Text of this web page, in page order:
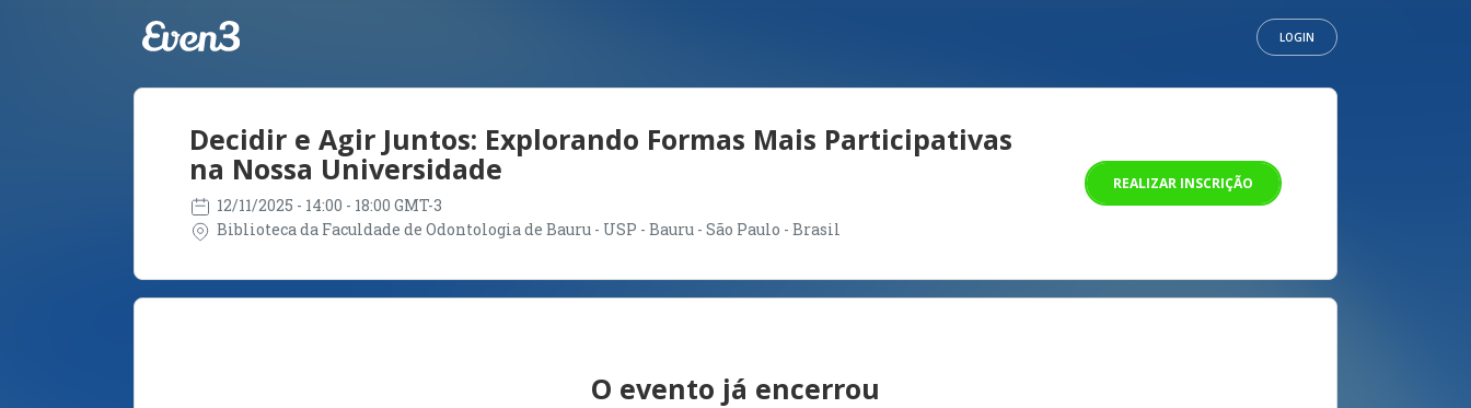
LOGIN
Decidir e Agir Juntos: Explorando Formas Mais Participativas
na Nossa Universidade
12/11/2025 - 14:00 - 18:00 GMT-3
Biblioteca da Faculdade de Odontologia de Bauru - USP - Bauru - São Paulo - Brasil
REALIZAR INSCRIÇÃO
O evento já encerrou